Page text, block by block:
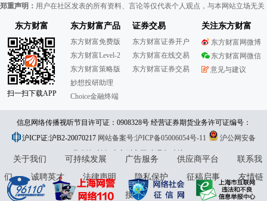
郑重声明： 用户在社区发表的所有资料、言论等仅代表个人观点，与本网站立场无
东方财富
扫一扫下载APP
东方财富产品
东方财富免费版
东方财富Level-2
东方财富策略版
妙想投研助理
Choice金融终端
证券交易
东方财富证券开户
东方财富在线交易
东方财富证券交易
关注东方财富
东方财富网微博
东方财富网微信
意见与建议
信息网络传播视听节目许可证：0908328号 经营证券期货业务许可证编号：
913101046312860336 违法和不良信息举报:021-61278686 举报邮箱：
jubao@eastmoney.com
沪ICP证:沪B2-20070217 网站备案号:沪ICP备05006054号-11
沪公网安备
31010402000120号版权所有:东方财富网意见与建议:4000300059/952500
关于我们 可持续发展 广告服务 供应商平台
联系我
们
诚聘英才 法律声明 隐私保护 征稿启事
友情链
接